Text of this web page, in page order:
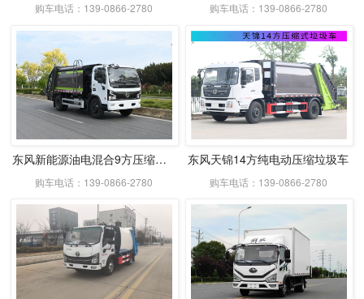
购车电话：139-0866-2780 购车电话：139-0866-2780
东风新能源油电混合9方压缩式垃圾车
购车电话：139-0866-2780
东风天锦14方纯电动压缩垃圾车
购车电话：139-0866-2780